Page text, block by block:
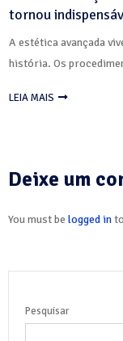
tornou
A estética avançada
história. Os
LEIA MAIS
Deixe um
You must be logged in
Pesquisar